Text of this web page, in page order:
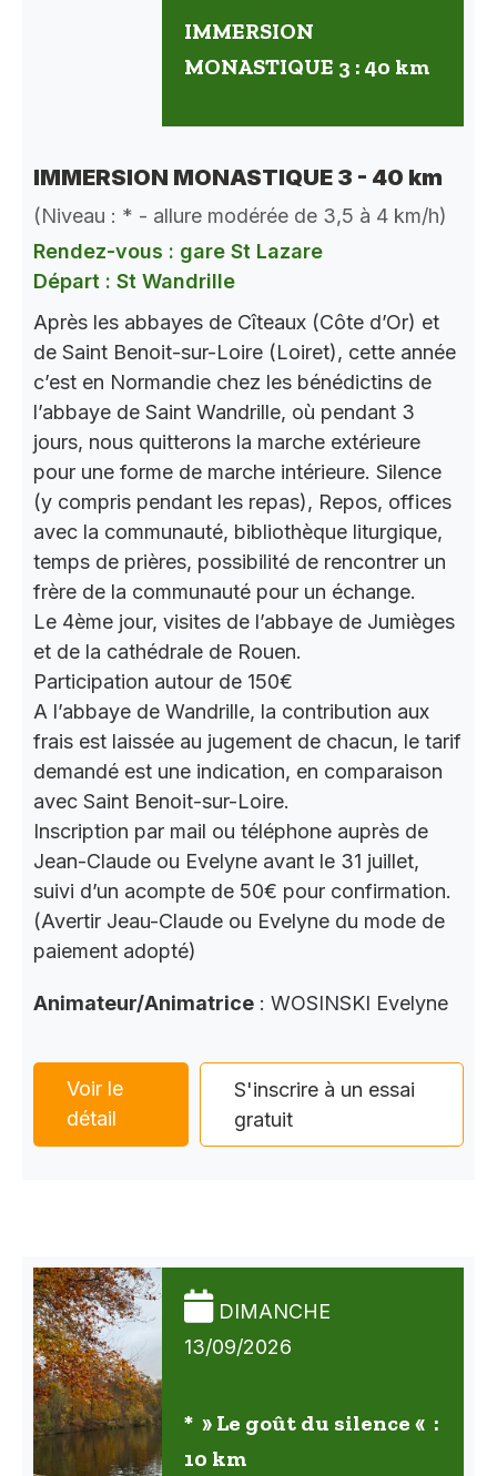
IMMERSION
MONASTIQUE 3 : 40 km
IMMERSION MONASTIQUE 3 - 40 km
(Niveau : * - allure modérée de 3,5 à 4 km/h)
Rendez-vous : gare St Lazare
Départ : St Wandrille
Après les abbayes de Cîteaux (Côte d’Or) et
de Saint Benoit-sur-Loire (Loiret), cette année
c’est en Normandie chez les bénédictins de
l’abbaye de Saint Wandrille, où pendant 3
jours, nous quitterons la marche extérieure
pour une forme de marche intérieure. Silence
(y compris pendant les repas), Repos, offices
avec la communauté, bibliothèque liturgique,
temps de prières, possibilité de rencontrer un
frère de la communauté pour un échange.
Le 4ème jour, visites de l’abbaye de Jumièges
et de la cathédrale de Rouen.
Participation autour de 150€
A l’abbaye de Wandrille, la contribution aux
frais est laissée au jugement de chacun, le tarif
demandé est une indication, en comparaison
avec Saint Benoit-sur-Loire.
Inscription par mail ou téléphone auprès de
Jean-Claude ou Evelyne avant le 31 juillet,
suivi d’un acompte de 50€ pour confirmation.
(Avertir Jeau-Claude ou Evelyne du mode de
paiement adopté)
Animateur/Animatrice : WOSINSKI Evelyne
Voir le
détail
S'inscrire à un essai
gratuit
DIMANCHE
13/09/2026
* » Le goût du silence « :
10 km